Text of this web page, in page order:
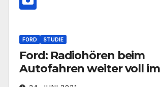
FORD STUDIE
Ford: Radiohören beim
Autofahren weiter voll